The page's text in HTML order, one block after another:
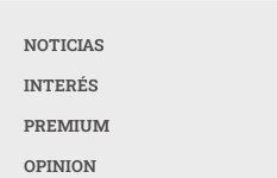
NOTICIAS
INTERÉS
PREMIUM
OPINION